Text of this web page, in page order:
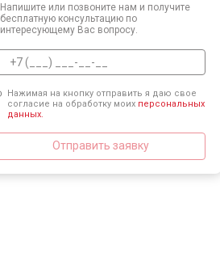
Напишите или позвоните нам и получите
бесплатную консультацию по
интересующему Вас вопросу.
Нажимая на кнопку отправить я даю свое
согласие на обработку моих персональных
данных.
Отправить заявку